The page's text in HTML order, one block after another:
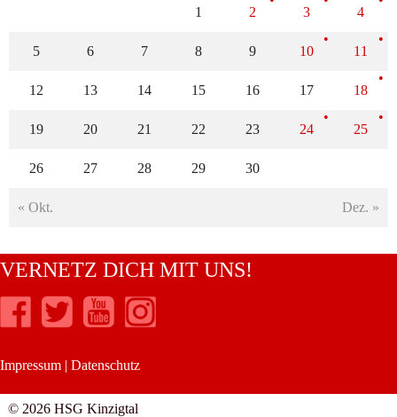
« Okt. Dez. »
1 2 3 4
5 6 7 8 9 10 11
12 13 14 15 16 17 18
19 20 21 22 23 24 25
26 27 28 29 30
VERNETZ DICH MIT UNS!
Impressum | Datenschutz
© 2026 HSG Kinzigtal